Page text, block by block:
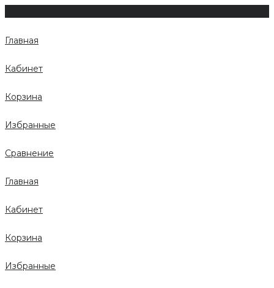
Главная
Кабинет
Корзина
Избранные
Сравнение
Главная
Кабинет
Корзина
Избранные